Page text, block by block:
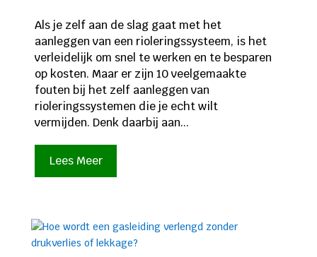
Als je zelf aan de slag gaat met het
aanleggen van een rioleringssysteem, is het
verleidelijk om snel te werken en te besparen
op kosten. Maar er zijn 10 veelgemaakte
fouten bij het zelf aanleggen van
rioleringssystemen die je echt wilt
vermijden. Denk daarbij aan...
Lees Meer